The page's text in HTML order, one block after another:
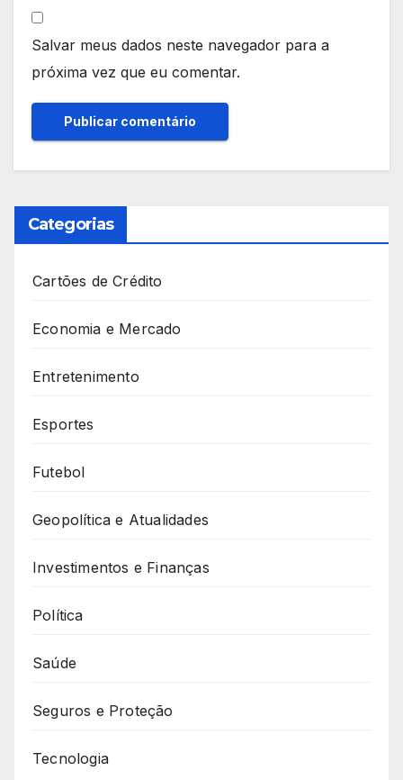
Salvar meus dados neste navegador para a
próxima vez que eu comentar.
Categorias
Cartões de Crédito
Economia e Mercado
Entretenimento
Esportes
Futebol
Geopolítica e Atualidades
Investimentos e Finanças
Política
Saúde
Seguros e Proteção
Tecnologia